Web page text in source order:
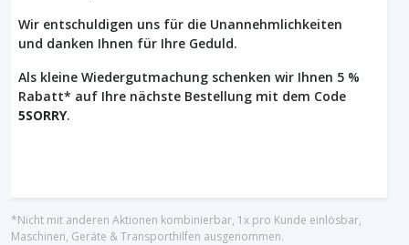
Wir entschuldigen uns für die Unannehmlichkeiten
und danken Ihnen für Ihre Geduld.
Als kleine Wiedergutmachung schenken wir Ihnen 5 %
Rabatt* auf Ihre nächste Bestellung mit dem Code
5SORRY.
*Nicht mit anderen Aktionen kombinierbar, 1x pro Kunde einlösbar,
Maschinen, Geräte & Transporthilfen ausgenommen.